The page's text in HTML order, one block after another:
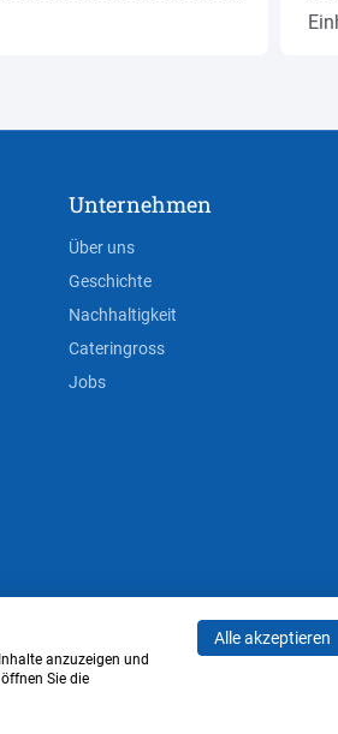
Unternehmen
Über uns
Geschichte
Nachhaltigkeit
Cateringross
Jobs
Impressum
Cookie-
anzuzeigen und
Sie die
Alle akzeptieren